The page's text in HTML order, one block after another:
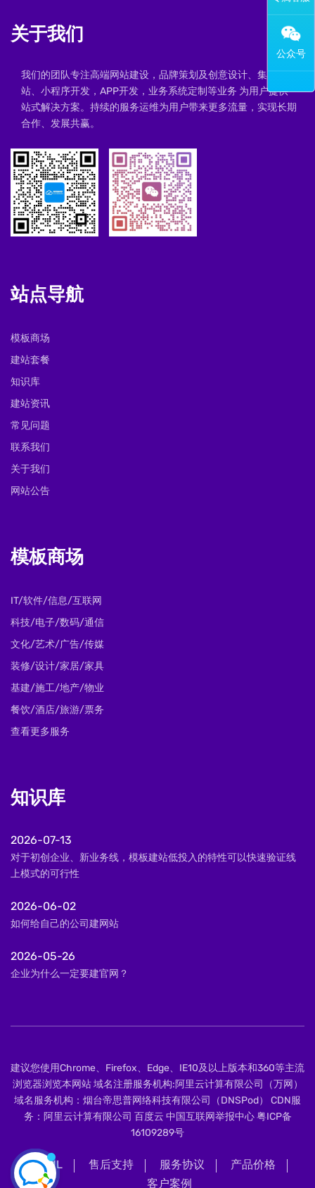
关于我们
我们的团队专注高端网站建设，品牌策划及创意设计、集群建
站、小程序开发，APP开发，业务系统定制等业务 为用户提供一
站式解决方案。持续的服务运维为用户带来更多流量，实现长期
合作、发展共赢。
站点导航
模板商场
建站套餐
知识库
建站资讯
常见问题
联系我们
关于我们
网站公告
模板商场
IT/软件/信息/互联网
科技/电子/数码/通信
文化/艺术/广告/传媒
装修/设计/家居/家具
基建/施工/地产/物业
餐饮/酒店/旅游/票务
查看更多服务
知识库
2026-07-13
对于初创企业、新业务线，模板建站低投入的特性可以快速验证线
上模式的可行性
2026-06-02
如何给自己的公司建网站
2026-05-26
企业为什么一定要建官网？
建议您使用Chrome、Firefox、Edge、IE10及以上版本和360等主流
浏览器浏览本网站 域名注册服务机构:阿里云计算有限公司（万网）
域名服务机构：烟台帝思普网络科技有限公司（DNSPod） CDN服
务：阿里云计算有限公司 百度云 中国互联网举报中心粤ICP备
16109289号
XML 售后支持 服务协议
产品价格
客户案例